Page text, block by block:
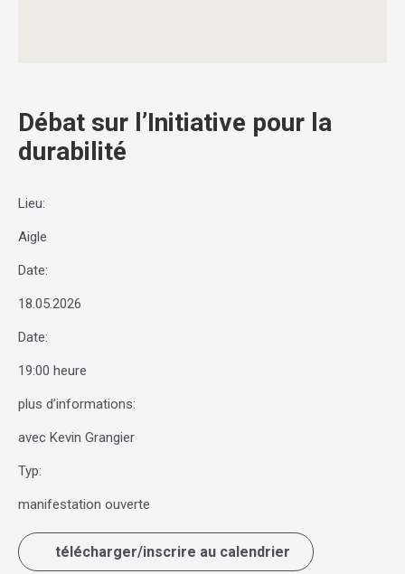
Débat sur l’Initiative pour la
durabilité
Lieu:
Aigle
Date:
18.05.2026
Date:
19:00 heure
plus d’informations:
avec Kevin Grangier
Typ:
manifestation ouverte
télécharger/inscrire au calendrier